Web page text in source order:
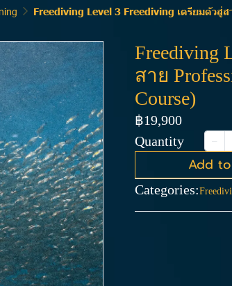
Freediving Level 3 Freediving เตรียมตัวสู่
Freediving
สาย
Course)
฿19,900
Quantity
Add
Categories: